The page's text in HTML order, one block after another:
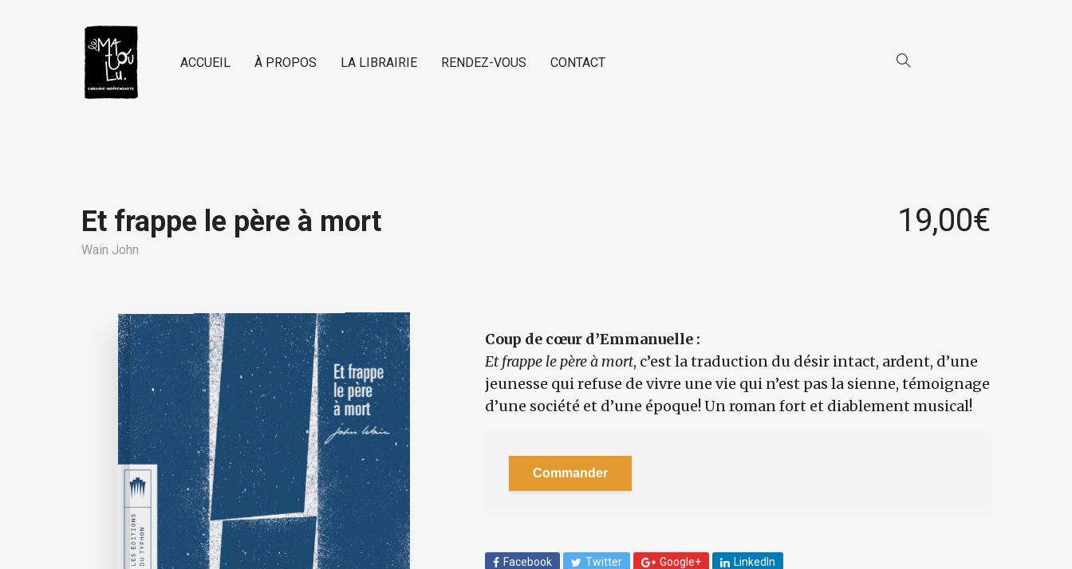
ACCUEIL À PROPOS LA LIBRAIRIE RENDEZ-VOUS CONTACT
Et frappe le père à mort
Wain John
19,00€
Coup de cœur d’Emmanuelle :
Et frappe le père à mort, c’est la traduction du désir intact, ardent, d’une
jeunesse qui refuse de vivre une vie qui n’est pas la sienne, témoignage
d’une société et d’une époque! Un roman fort et diablement musical!
Commander
Facebook Twitter Google+ LinkedIn